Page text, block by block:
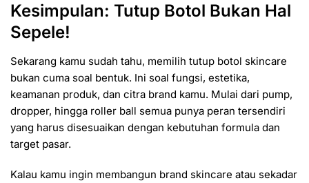
Kesimpulan: Tutup Botol Bukan Hal
Sepele!
Sekarang kamu sudah tahu, memilih tutup botol skincare
bukan cuma soal bentuk. Ini soal fungsi, estetika,
keamanan produk, dan citra brand kamu. Mulai dari pump,
dropper, hingga roller ball semua punya peran tersendiri
yang harus disesuaikan dengan kebutuhan formula dan
target pasar.
Kalau kamu ingin membangun brand skincare atau sekadar